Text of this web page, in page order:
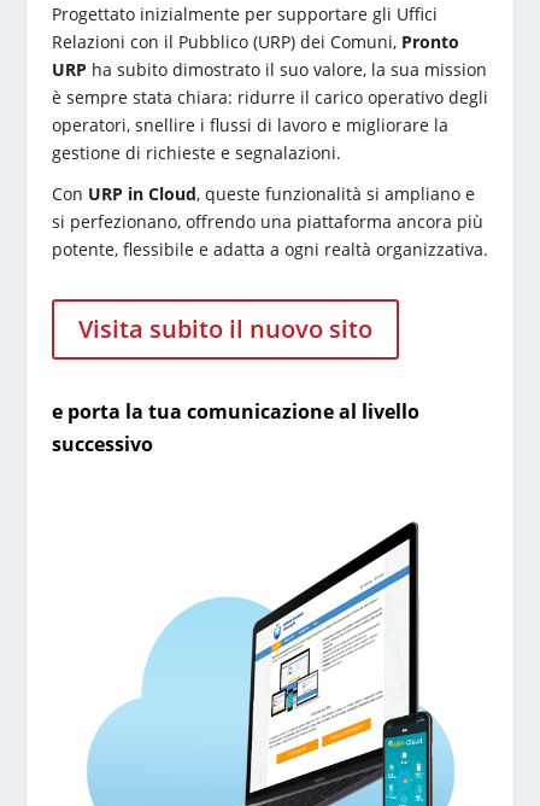
Progettato inizialmente per supportare gli Uffici
Relazioni con il Pubblico (URP) dei Comuni, Pronto
URP ha subito dimostrato il suo valore, la sua mission
è sempre stata chiara: ridurre il carico operativo degli
operatori, snellire i flussi di lavoro e migliorare la
gestione di richieste e segnalazioni.
Con URP in Cloud, queste funzionalità si ampliano e
si perfezionano, offrendo una piattaforma ancora più
potente, flessibile e adatta a ogni realtà organizzativa.
Visita subito il nuovo sito
e porta la tua comunicazione al livello
successivo